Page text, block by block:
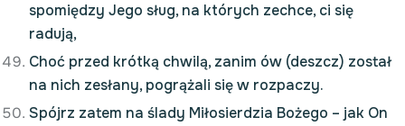
spomiędzy Jego sług, na których zechce, ci się
radują,
Choć przed krótką chwilą, zanim ów (deszcz) został
na nich zesłany, pogrążali się w rozpaczy.
Spójrz zatem na ślady Miłosierdzia Bożego – jak On